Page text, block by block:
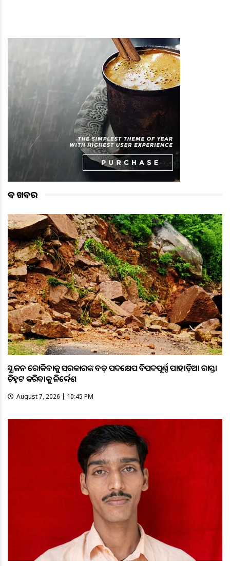
ବଡ ଖବର
ଭୂସ୍ଖଳନ ରୋକିବାକୁ ସରକାରଙ୍କ ବଡ଼ ପଦକ୍ଷେପ ବିପଦପୂର୍ଣ୍ଣ ପାହାଡ଼ିଆ ରାସ୍ତା
ଚିହ୍ନଟ କରିବାକୁ ନିର୍ଦ୍ଦେଶ
August 7, 2026 | 10:45 PM